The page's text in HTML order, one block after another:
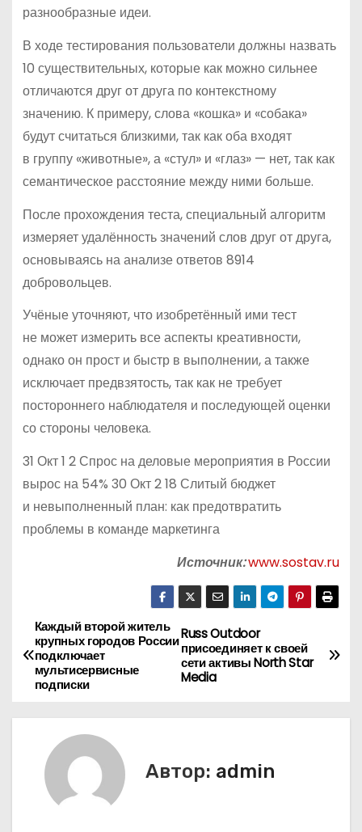
разнообразные идеи.
В ходе тестирования пользователи должны назвать
10 существительных, которые как можно сильнее
отличаются друг от друга по контекстному
значению. К примеру, слова «кошка» и «собака»
будут считаться близкими, так как оба входят
в группу «животные», а «стул» и «глаз» — нет, так как
семантическое расстояние между ними больше.
После прохождения теста, специальный алгоритм
измеряет удалённость значений слов друг от друга,
основываясь на анализе ответов 8914
добровольцев.
Учёные уточняют, что изобретённый ими тест
не может измерить все аспекты креативности,
однако он прост и быстр в выполнении, а также
исключает предвзятость, так как не требует
постороннего наблюдателя и последующей оценки
со стороны человека.
31 Окт 1 2 Спрос на деловые мероприятия в России
вырос на 54% 30 Окт 2 18 Слитый бюджет
и невыполненный план: как предотвратить
проблемы в команде маркетинга
Источник:www.sostav.ru
Н
а
Russ Outdoor
присоединяет к своей
сети активы North Star
Media
Каждый второй житель
крупных городов России
подключает
мультисервисные
подписки
Автор: admin